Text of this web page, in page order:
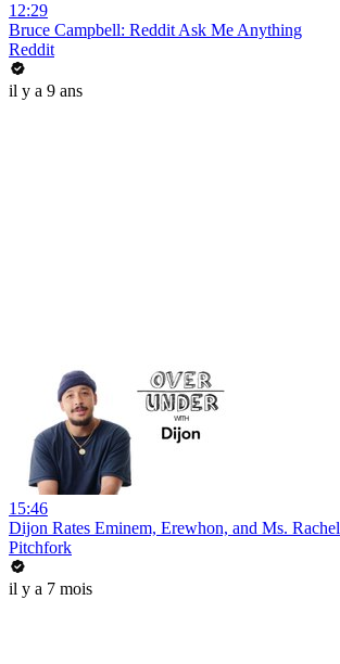
12:29
Bruce Campbell: Reddit Ask Me Anything
Reddit
il y a 9 ans
15:46
Dijon Rates Eminem, Erewhon, and Ms. Rachel
Pitchfork
il y a 7 mois